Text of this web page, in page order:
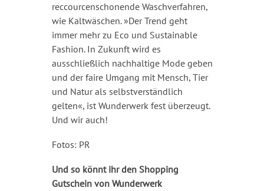
reccourcenschonende Waschverfahren,
wie Kaltwäschen. »Der Trend geht
immer mehr zu Eco und Sustainable
Fashion. In Zukunft wird es
ausschließlich nachhaltige Mode geben
und der faire Umgang mit Mensch, Tier
und Natur als selbstverständlich
gelten«, ist Wunderwerk fest überzeugt.
Und wir auch!
Fotos: PR
Und so könnt ihr den Shopping
Gutschein von Wunderwerk